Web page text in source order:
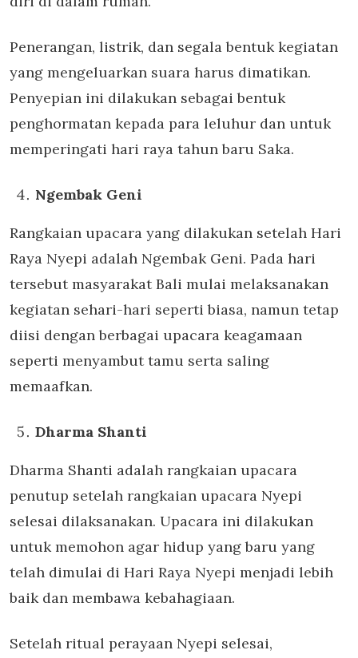
Penerangan, listrik, dan segala bentuk kegiatan
yang mengeluarkan suara harus dimatikan.
Penyepian ini dilakukan sebagai bentuk
penghormatan kepada para leluhur dan untuk
memperingati hari raya tahun baru Saka.
Ngembak Geni
Rangkaian upacara yang dilakukan setelah Hari
Raya Nyepi adalah Ngembak Geni. Pada hari
tersebut masyarakat Bali mulai melaksanakan
kegiatan sehari-hari seperti biasa, namun tetap
diisi dengan berbagai upacara keagamaan
seperti menyambut tamu serta saling
memaafkan.
Dharma Shanti
Dharma Shanti adalah rangkaian upacara
penutup setelah rangkaian upacara Nyepi
selesai dilaksanakan. Upacara ini dilakukan
untuk memohon agar hidup yang baru yang
telah dimulai di Hari Raya Nyepi menjadi lebih
baik dan membawa kebahagiaan.
Setelah ritual perayaan Nyepi selesai,